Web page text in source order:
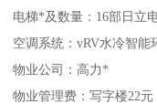
电梯*及数量：16部日立
空调系统：vRV水冷智能
物业公司：高力*
物业管理费：写字楼22元